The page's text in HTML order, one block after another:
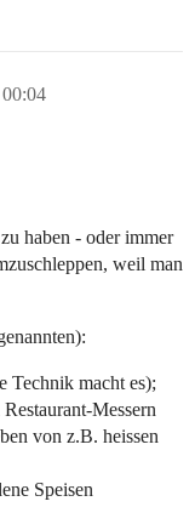
haben - oder immer
weil man
Technik macht es);
Messern
von z.B. heissen
Speisen